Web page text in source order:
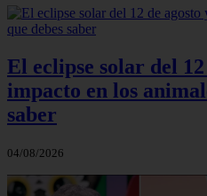
El eclipse solar del 12
impacto en los
saber
04/08/2026